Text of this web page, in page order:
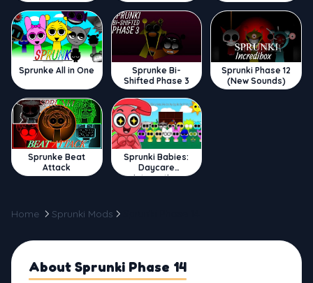
Sprunke All in One
Sprunke Bi-
Shifted Phase 3
Sprunki Phase 12
(New Sounds)
Sprunke Beat
Attack
Sprunki Babies:
Daycare
Interactive
Home Sprunki Mods
About Sprunki Phase 14